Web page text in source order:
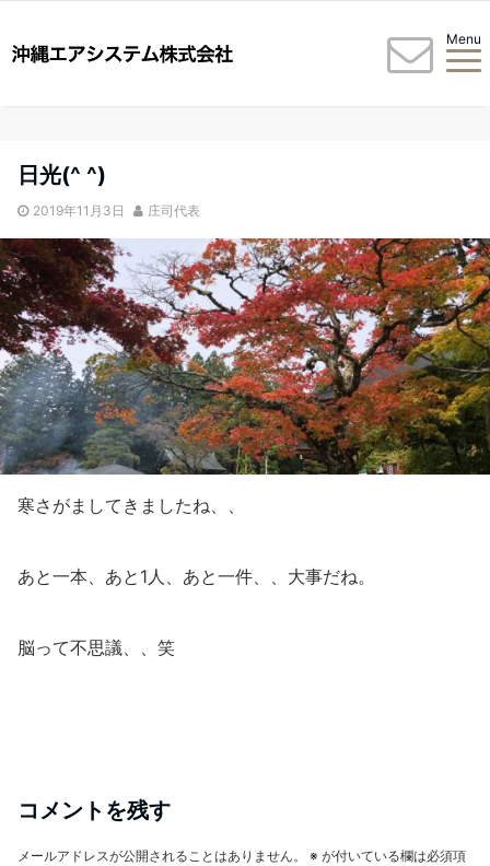
Menu
日光(^ ^)
2019年11月3日 庄司代表
寒さがましてきましたね、、
あと一本、あと1人、あと一件、、大事だね。
脳って不思議、、笑
コメントを残す
メールアドレスが公開されることはありません。 ※ が付いている欄は必須項